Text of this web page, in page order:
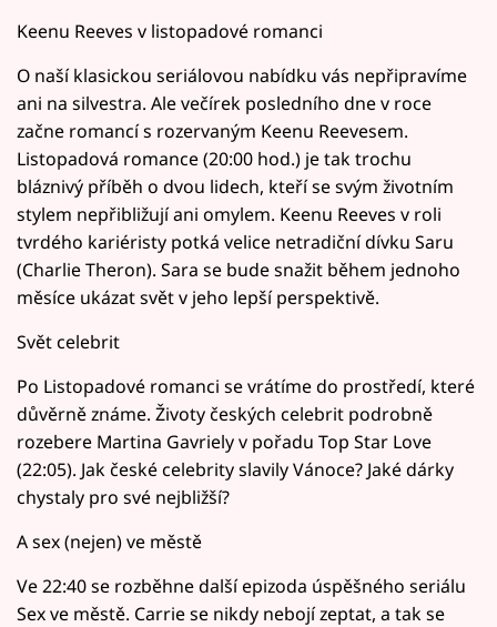
Keenu Reeves v listopadové romanci
O naší klasickou seriálovou nabídku vás nepřipravíme
ani na silvestra. Ale večírek posledního dne v roce
začne romancí s rozervaným Keenu Reevesem.
Listopadová romance (20:00 hod.) je tak trochu
bláznivý příběh o dvou lidech, kteří se svým životním
stylem nepřibližují ani omylem. Keenu Reeves v roli
tvrdého kariéristy potká velice netradiční dívku Saru
(Charlie Theron). Sara se bude snažit během jednoho
měsíce ukázat svět v jeho lepší perspektivě.
Svět celebrit
Po Listopadové romanci se vrátíme do prostředí, které
důvěrně známe. Životy českých celebrit podrobně
rozebere Martina Gavriely v pořadu Top Star Love
(22:05). Jak české celebrity slavily Vánoce? Jaké dárky
chystaly pro své nejbližší?
A sex (nejen) ve městě
Ve 22:40 se rozběhne další epizoda úspěšného seriálu
Sex ve městě. Carrie se nikdy nebojí zeptat, a tak se